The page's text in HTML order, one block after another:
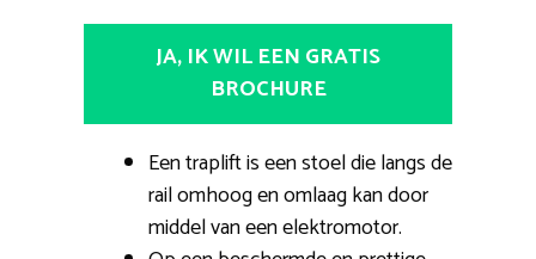
JA, IK WIL EEN GRATIS
BROCHURE
Een traplift is een stoel die langs de
rail omhoog en omlaag kan door
middel van een elektromotor.